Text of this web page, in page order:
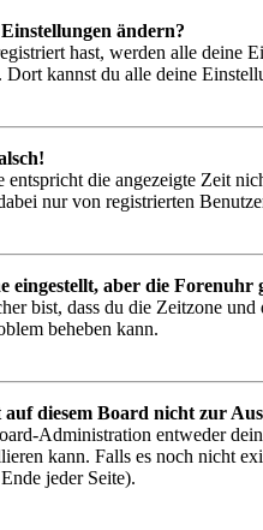
ändern?
hast, werden alle deine
Dort kannst du alle deine
entspricht die angezeigte Zeit
nur von registrierten
eingestellt, aber die Forenuhr
bist, dass du die Zeitzone
beheben kann.
auf diesem Board nicht zur
Administration entweder
kann. Falls es noch nicht
jeder Seite).